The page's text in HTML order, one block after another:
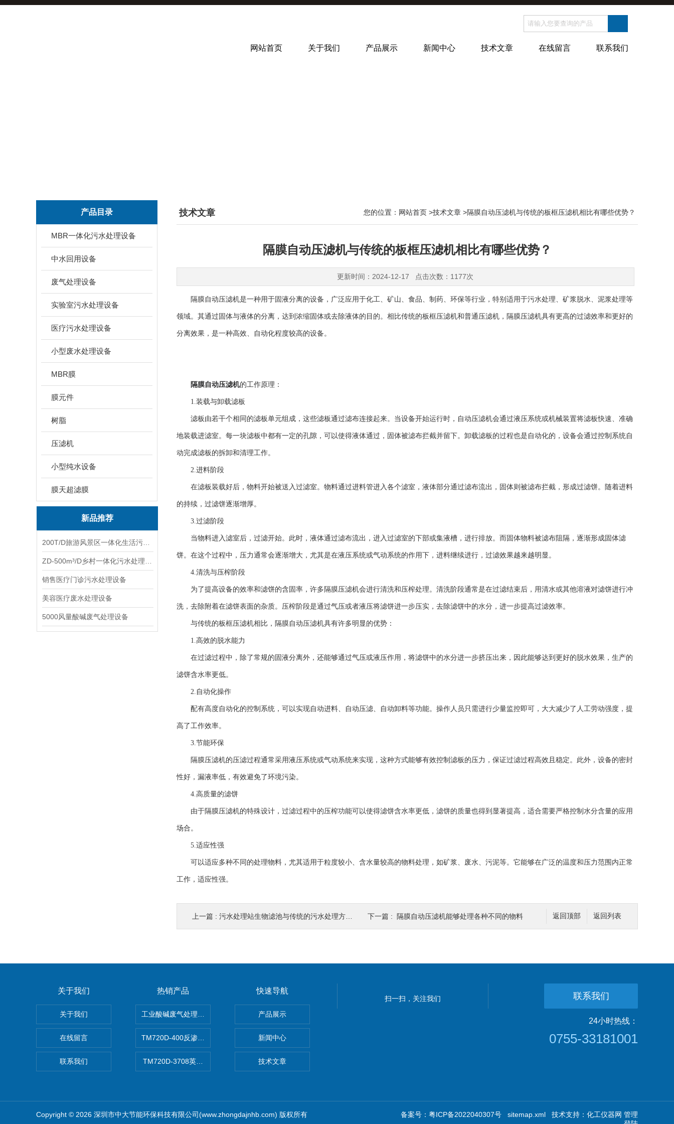
网站首页 关于我们 产品展示 新闻中心 技术文章 在线留言 联系我们
产品目录
MBR一体化污水处理设备
中水回用设备
废气处理设备
实验室污水处理设备
医疗污水处理设备
小型废水处理设备
MBR膜
膜元件
树脂
压滤机
小型纯水设备
膜天超滤膜
新品推荐
销售医疗门诊污水处理设备
美容医疗废水处理设备
5000风量酸碱废气处理设备
技术文章 您的位置： 网站首页 >技术文章 >隔膜自动压滤机与传统的板框压滤机相比有哪些优势？
隔膜自动压滤机与传统的板框压滤机相比有哪些优势？
更新时间：2024-12-17 点击次数：1177次
隔膜自动压滤机是一种用于固液分离的设备，广泛应用于化工、矿山、食品、制药、环保等行业，特别适用于污水处理、矿浆脱水、泥浆处理等
领域。其通过固体与液体的分离，达到浓缩固体或去除液体的目的。相比传统的板框压滤机和普通压滤机，隔膜压滤机具有更高的过滤效率和更好的
分离效果，是一种高效、自动化程度较高的设备。
隔膜自动压滤机的工作原理：
1.装载与卸载滤板
滤板由若干个相同的滤板单元组成，这些滤板通过滤布连接起来。当设备开始运行时，自动压滤机会通过液压系统或机械装置将滤板快速、准确
地装载进滤室。每一块滤板中都有一定的孔隙，可以使得液体通过，固体被滤布拦截并留下。卸载滤板的过程也是自动化的，设备会通过控制系统自
动完成滤板的拆卸和清理工作。
2.进料阶段
在滤板装载好后，物料开始被送入过滤室。物料通过进料管进入各个滤室，液体部分通过滤布流出，固体则被滤布拦截，形成过滤饼。随着进料
的持续，过滤饼逐渐增厚。
3.过滤阶段
当物料进入滤室后，过滤开始。此时，液体通过滤布流出，进入过滤室的下部或集液槽，进行排放。而固体物料被滤布阻隔，逐渐形成固体滤
饼。在这个过程中，压力通常会逐渐增大，尤其是在液压系统或气动系统的作用下，进料继续进行，过滤效果越来越明显。
4.清洗与压榨阶段
为了提高设备的效率和滤饼的含固率，许多隔膜压滤机会进行清洗和压榨处理。清洗阶段通常是在过滤结束后，用清水或其他溶液对滤饼进行冲
洗，去除附着在滤饼表面的杂质。压榨阶段是通过气压或者液压将滤饼进一步压实，去除滤饼中的水分，进一步提高过滤效率。
与传统的板框压滤机相比，隔膜自动压滤机具有许多明显的优势：
1.高效的脱水能力
在过滤过程中，除了常规的固液分离外，还能够通过气压或液压作用，将滤饼中的水分进一步挤压出来，因此能够达到更好的脱水效果，生产的
滤饼含水率更低。
2.自动化操作
配有高度自动化的控制系统，可以实现自动进料、自动压滤、自动卸料等功能。操作人员只需进行少量监控即可，大大减少了人工劳动强度，提
高了工作效率。
3.节能环保
隔膜压滤机的压滤过程通常采用液压系统或气动系统来实现，这种方式能够有效控制滤板的压力，保证过滤过程高效且稳定。此外，设备的密封
性好，漏液率低，有效避免了环境污染。
4.高质量的滤饼
由于隔膜压滤机的特殊设计，过滤过程中的压榨功能可以使得滤饼含水率更低，滤饼的质量也得到显著提高，适合需要严格控制水分含量的应用
场合。
5.适应性强
可以适应多种不同的处理物料，尤其适用于粒度较小、含水量较高的物料处理，如矿浆、废水、污泥等。它能够在广泛的温度和压力范围内正常
工作，适应性强。
返回列表
返回顶部
上一篇 : 污水处理站生物滤池与传统的污水处理方法相比有哪些优势？ 下一篇 : 隔膜自动压滤机能够处理各种不同的物料
关于我们
关于我们
在线留言
联系我们
热销产品
工业酸碱废气处理设备
TM720D-400反渗透膜
TM720D-3708英寸低压反渗透膜元件
快速导航
产品展示
新闻中心
技术文章
扫一扫，关注我们 联系我们
24小时热线：
0755-33181001
Copyright © 2026 深圳市中大节能环保科技有限公司(www.zhongdajnhb.com) 版权所有 备案号：粤ICP备2022040307号 sitemap.xml 技术支持： 化工仪器网 管理